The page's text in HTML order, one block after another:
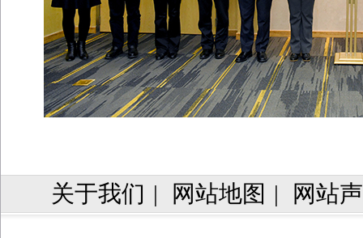
关于我们 | 网站地图 | 网站